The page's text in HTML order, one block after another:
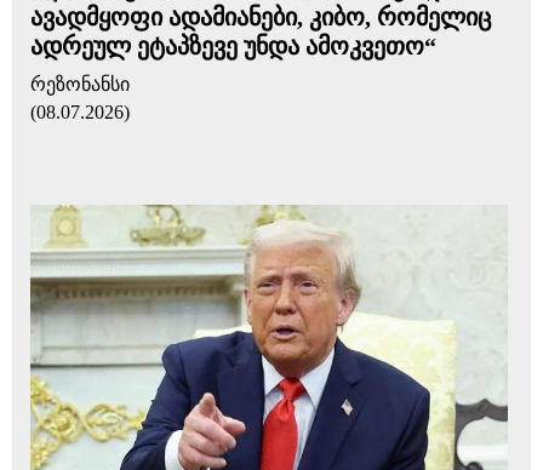
ავადმყოფი ადამიანები, კიბო, რომელიც
ადრეულ ეტაპზევე უნდა ამოკვეთო“
რეზონანსი
(08.07.2026)